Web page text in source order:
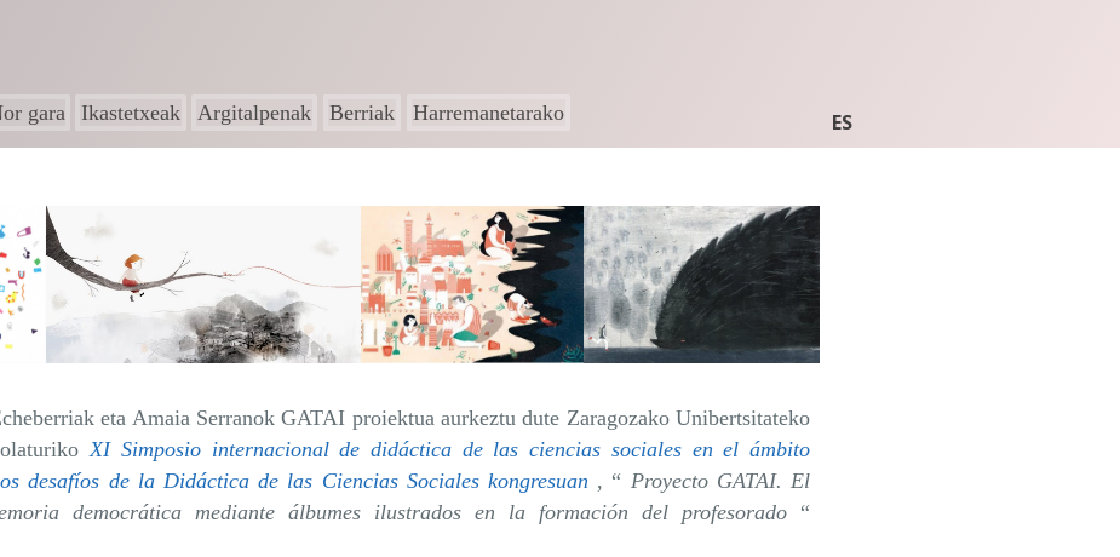
gara Ikastetxeak Argitalpenak Berriak Harremanetarako ES
eta Amaia Serranok GATAI proiektua aurkeztu dute Zaragozako Unibertsitateko
XI Simposio internacional de didáctica de las ciencias sociales en el ámbito
desafíos de la Didáctica de las Ciencias Sociales kongresuan , “ Proyecto GATAI. El
democrática mediante álbumes ilustrados en la formación del profesorado “